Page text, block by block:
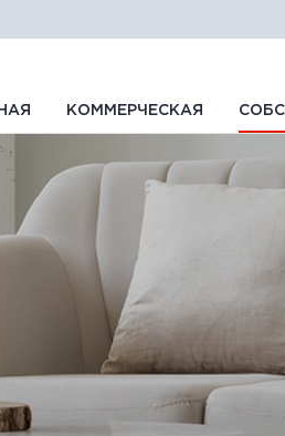
КОММЕРЧЕСКАЯ